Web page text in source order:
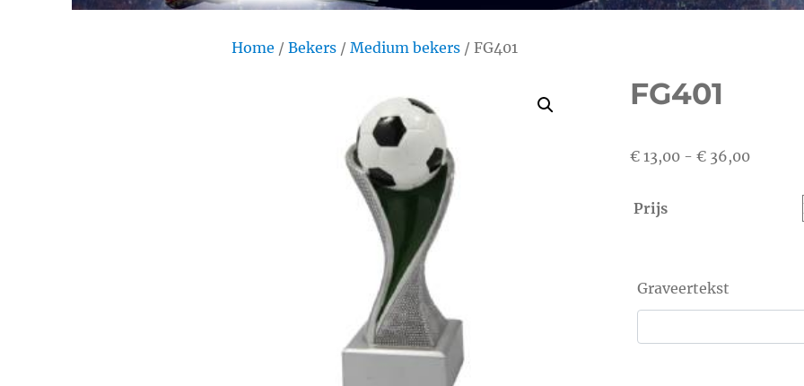
Home / Bekers/ Medium bekers/ FG401
FG401
€13,00 - €36,00
Prijs
Graveertekst